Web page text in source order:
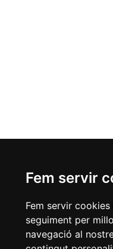
Fem servir
Fem servir
seguiment per
navegació al